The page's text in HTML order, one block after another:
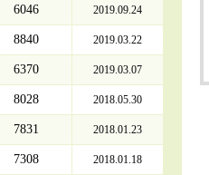
6046 2019.09.24
8840 2019.03.22
6370 2019.03.07
8028 2018.05.30
7831 2018.01.23
7308 2018.01.18